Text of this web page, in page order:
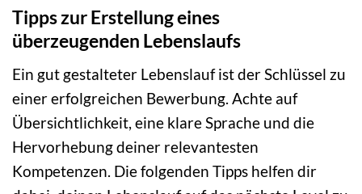
Tipps zur Erstellung eines
überzeugenden Lebenslaufs
Ein gut gestalteter Lebenslauf ist der Schlüssel zu
einer erfolgreichen Bewerbung. Achte auf
Übersichtlichkeit, eine klare Sprache und die
Hervorhebung deiner relevantesten
Kompetenzen. Die folgenden Tipps helfen dir